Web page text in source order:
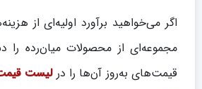
اگر می‌خواهید برآورد اولیه‌ای از
مجموعه‌ای از محصولات میان‌رده را
قیمت‌های به‌روز آن‌ها را درلیست قیمت